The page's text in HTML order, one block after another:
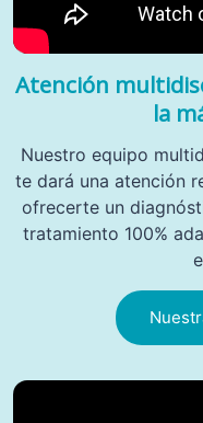
Atención
la
Nuestro equipo
te dará una atención
ofrecerte un
tratamiento 100%